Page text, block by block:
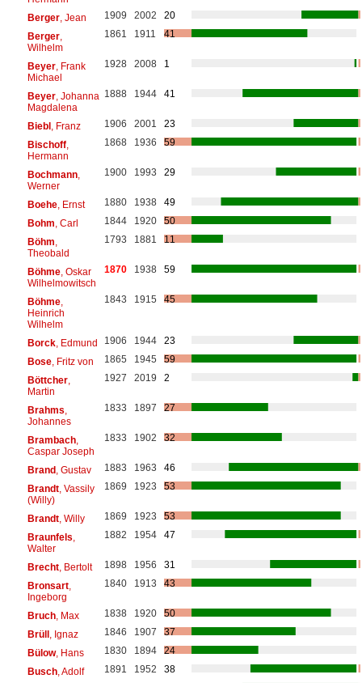
Berger, Jean 1909 2002
20
Berger,
Wilhelm
1861 1911 41
Beyer, Frank
Michael
1928 2008 1
Beyer, Johanna
Magdalena
1888 1944 41
Biebl, Franz 1906 2001
23
Bischoff,
Hermann
1868 1936 59
Bochmann,
Werner
1900 1993 29
Boehe, Ernst 1880 1938
49
Bohm , Carl 1844 1920
50
Böhm
Theobald
1793 1881 11
Böhme, Oskar
Wilhelmowitsch
1870 1938 59
Böhme,
Heinrich
Wilhelm
1843 1915 45
Borck, Edmund 1906 1944
23
Bose, Fritz von 1865 1945
59
Böttcher,
Martin
1927 2019 2
Brahms
Johannes
1833 1897 27
Brambach,
Caspar Joseph
1833 1902 32
Brand, Gustav 1883 1963
46
Brandt, Vassily
(Willy)
1869 1923 53
Brandt, Willy 1869 1923
53
Braunfels
Walter
1882 1954 47
Brecht, Bertolt 1898 1956
31
Bronsart,
Ingeborg
1840 1913 43
Bruch, Max 1838 1920
50
Brüll, Ignaz 1846 1907
37
Bülow, Hans 1830 1894
24
Busch, Adolf 1891 1952
38